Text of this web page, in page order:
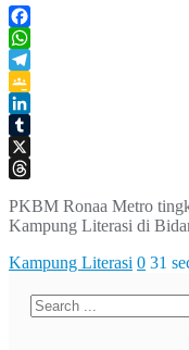
Facebook
WhatsApp
Telegram
Google
Classroom
LinkedIn
Tumblr
X
PKBM Ronaa Metro
Kampung Literasi di
Kampung Literasi 0 31